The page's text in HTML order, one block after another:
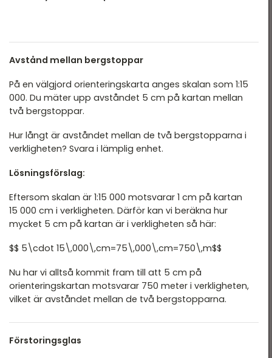
Avstånd mellan bergstoppar
På en välgjord orienteringskarta anges skalan som 1:15
000. Du mäter upp avståndet 5 cm på kartan mellan
två bergstoppar.
Hur långt är avståndet mellan de två bergstopparna i
verkligheten? Svara i lämplig enhet.
Lösningsförslag:
Eftersom skalan är 1:15 000 motsvarar 1 cm på kartan
15 000 cm i verkligheten. Därför kan vi beräkna hur
mycket 5 cm på kartan är i verkligheten så här:
$$ 5\cdot 15\,000\,cm=75\,000\,cm=750\,m$$
Nu har vi alltså kommit fram till att 5 cm på
orienteringskartan motsvarar 750 meter i verkligheten,
vilket är avståndet mellan de två bergstopparna.
Förstoringsglas